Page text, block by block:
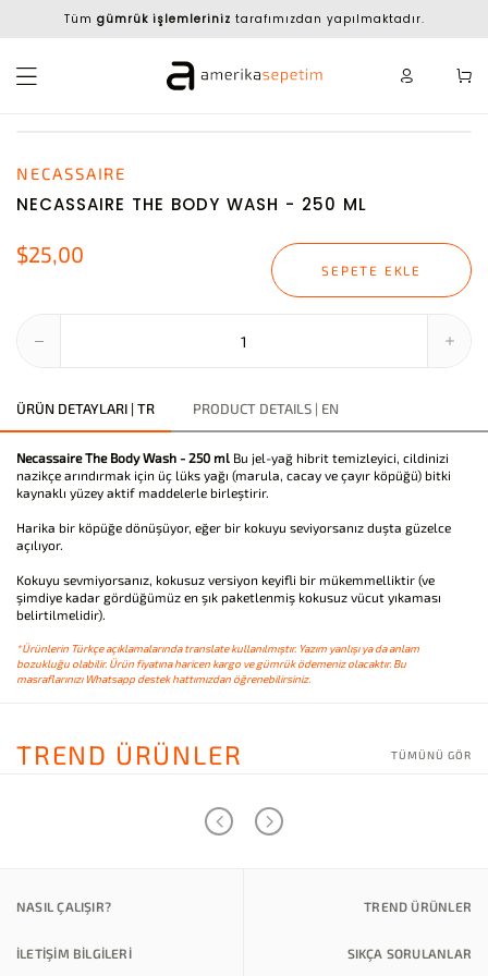
Tüm gümrük işlemleriniz tarafımızdan yapılmaktadır.
NECASSAIRE
NECASSAIRE THE BODY WASH - 250 ML
$25,00
SEPETE EKLE
ÜRÜN DETAYLARI | TR PRODUCT DETAILS | EN
Necassaire The Body Wash - 250 ml Bu jel-yağ hibrit temizleyici, cildinizi
nazikçe arındırmak için üç lüks yağı (marula, cacay ve çayır köpüğü) bitki
kaynaklı yüzey aktif maddelerle birleştirir.
Harika bir köpüğe dönüşüyor, eğer bir kokuyu seviyorsanız duşta güzelce
açılıyor.
Kokuyu sevmiyorsanız, kokusuz versiyon keyifli bir mükemmelliktir (ve
şimdiye kadar gördüğümüz en şık paketlenmiş kokusuz vücut yıkaması
belirtilmelidir).
*Ürünlerin Türkçe açıklamalarında translate kullanılmıştır. Yazım yanlışı ya da anlam
bozukluğu olabilir. Ürün fiyatına haricen kargo ve gümrük ödemeniz olacaktır. Bu
masraflarınızı Whatsapp destek hattımızdan öğrenebilirsiniz.
TREND ÜRÜNLER TÜMÜNÜ GÖR
NASIL ÇALIŞIR? TREND ÜRÜNLER
İLETİŞİM BİLGİLERİ SIKÇA SORULANLAR